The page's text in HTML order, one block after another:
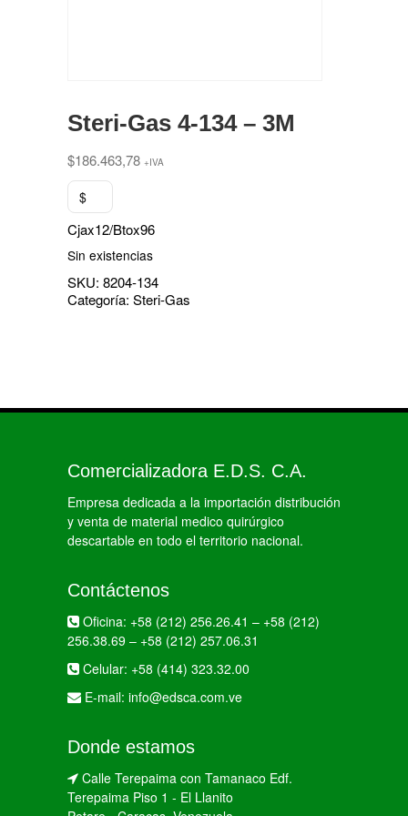
Steri-Gas 4-134 – 3M
$186.463,78 +IVA
$
Cjax12/Btox96
Sin existencias
SKU: 8204-134
Categoría: Steri-Gas
Comercializadora E.D.S. C.A.
Empresa dedicada a la importación distribución
y venta de material medico quirúrgico
descartable en todo el territorio nacional.
Contáctenos
Oficina: +58 (212) 256.26.41 – +58 (212)
256.38.69 – +58 (212) 257.06.31
Celular: +58 (414) 323.32.00
E-mail: info@edsca.com.ve
Donde estamos
Calle Terepaima con Tamanaco Edf.
Terepaima Piso 1 - El Llanito